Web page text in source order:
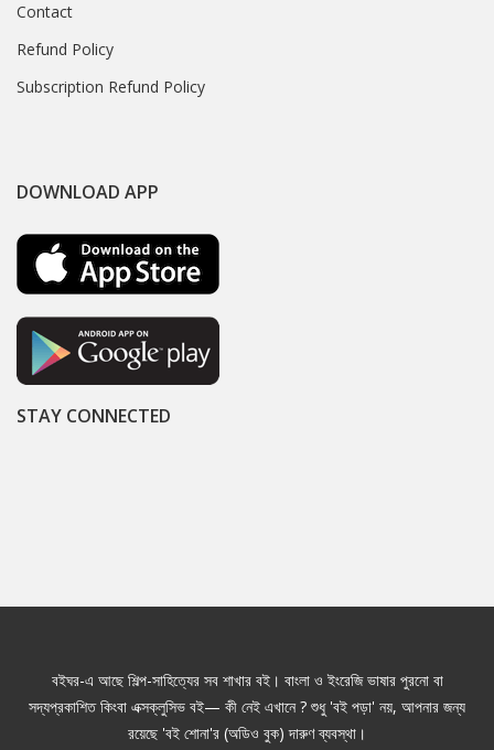
Contact
Refund Policy
Subscription Refund Policy
DOWNLOAD APP
STAY CONNECTED
বইঘর-এ আছে শিল্প-সাহিত্যের সব শাখার বই। বাংলা ও ইংরেজি ভাষার পুরনো বা
সদ্যপ্রকাশিত কিংবা এক্সক্লুসিভ বই— কী নেই এখানে ? শুধু 'বই পড়া' নয়, আপনার জন্য
রয়েছে 'বই শোনা'র (অডিও বুক) দারুণ ব্যবস্থা।